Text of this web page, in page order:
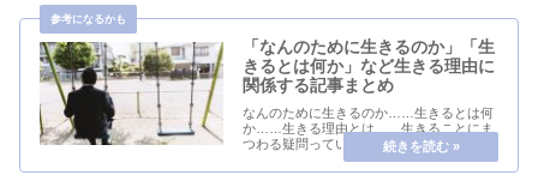
息ついてくだ...
「なんのために生きるのか」「生
きるとは何か」など生きる理由に
関係する記事まとめ
なんのために生きるのか……生きるとは何
か……生きる理由とは……生きることにま
つわる疑問っていうのは、普段は友達や知
人とはあまり話をしない。浅い関係の友人
などは特にそうだけれど、普段は誰かとこ